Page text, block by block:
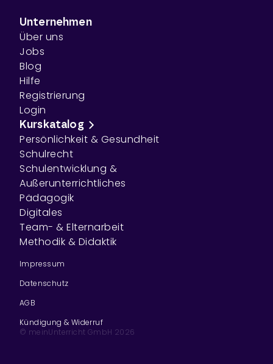
Unternehmen
Über uns
Jobs
Blog
Hilfe
Registrierung
Login
Kurskatalog
Persönlichkeit & Gesundheit
Schulrecht
Schulentwicklung &
Außerunterrichtliches
Pädagogik
Digitales
Team- & Elternarbeit
Methodik & Didaktik
© meinUnterricht GmbH 2026
Impressum
Datenschutz
AGB
Kündigung & Widerruf